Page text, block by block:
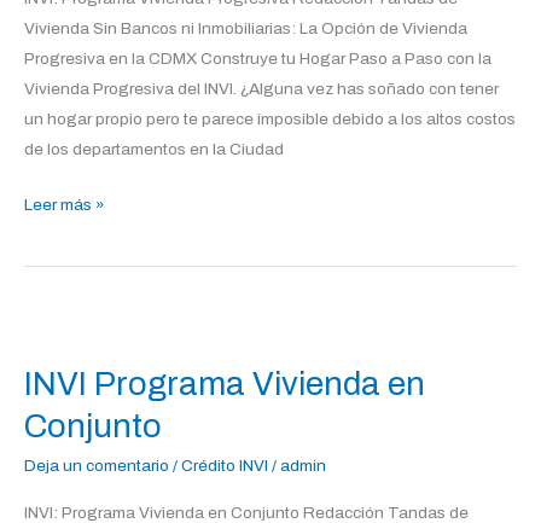
Vivienda Sin Bancos ni Inmobiliarias: La Opción de Vivienda
Progresiva en la CDMX Construye tu Hogar Paso a Paso con la
Vivienda Progresiva del INVI. ¿Alguna vez has soñado con tener
un hogar propio pero te parece imposible debido a los altos costos
de los departamentos en la Ciudad
Leer más »
INVI Programa Vivienda en
Conjunto
Deja un comentario / Crédito INVI / admin
INVI: Programa Vivienda en Conjunto Redacción Tandas de
Vivienda
en
Conjunto